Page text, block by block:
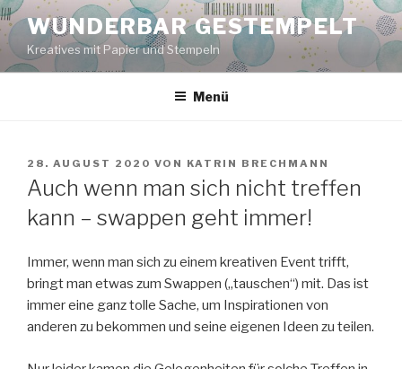
Zum
Inhalt
springen
WUNDERBAR GESTEMPELT
Kreatives mit Papier und Stempeln
Menü
VERÖFFENTLICHT
AM
28. AUGUST 2020 VON KATRIN BRECHMANN
Auch wenn man sich nicht treffen
kann – swappen geht immer!
Immer, wenn man sich zu einem kreativen Event trifft,
bringt man etwas zum Swappen („tauschen“) mit. Das ist
immer eine ganz tolle Sache, um Inspirationen von
anderen zu bekommen und seine eigenen Ideen zu teilen.